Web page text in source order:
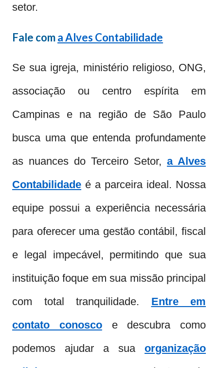
setor.
Fale coma Alves Contabilidade
Se sua igreja, ministério religioso, ONG,
associação ou centro espírita em
Campinas e na região de São Paulo
busca uma que entenda profundamente
as nuances do Terceiro Setor, a Alves
Contabilidade é a parceira ideal. Nossa
equipe possui a experiência necessária
para oferecer uma gestão contábil, fiscal
e legal impecável, permitindo que sua
instituição foque em sua missão principal
com total tranquilidade. Entre em
contato conoscoe descubra como
podemos ajudar a sua organização